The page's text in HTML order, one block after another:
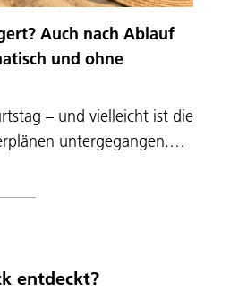
Auch nach Ablauf
und ohne
– und vielleicht ist die
untergegangen.…
entdeckt?